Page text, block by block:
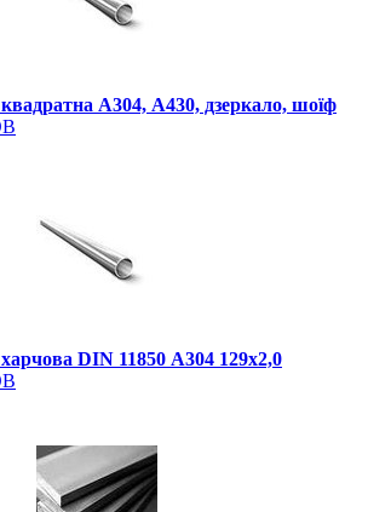
А304, А430, дзеркало, шоїф
DIN 11850 А304 129х2,0